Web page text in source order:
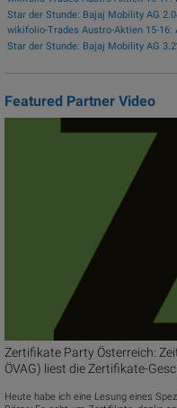
Star der Stunde: Bajaj Mobility AG
Star der Stunde: Bajaj Mobility AG
Featured Partner Video
Zertifikate Party Österreich:
ÖVAG) liest die Zertifikate-
Heute habe ich eine Lesung eines